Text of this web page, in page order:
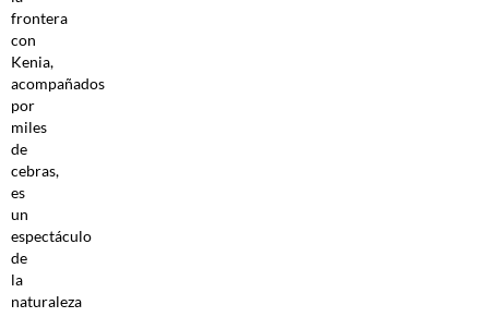
frontera
con
Kenia,
acompañados
por
miles
de
cebras,
es
un
espectáculo
de
la
naturaleza